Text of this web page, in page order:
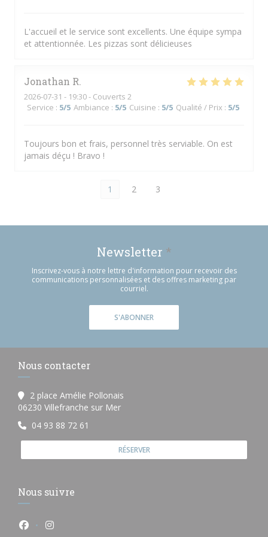
L'accueil et le service sont excellents. Une équipe sympa
et attentionnée. Les pizzas sont délicieuses
Jonathan R
2026-07-31 - 19:30 - Couverts 2
Service : 5/5 Ambiance : 5/5 Cuisine : 5/5 Qualité / Prix : 5/5
Toujours bon et frais, personnel très serviable. On est
jamais déçu ! Bravo !
1 2 3
Newsletter *
Inscrivez-vous à notre lettre d'information pour recevoir des
communications personnalisées et des offres marketing par
courriel.
S'ABONNER
Nous contacter
2 place Amélie Pollonais
06230 Villefranche sur Mer((ouvre une nouvelle fenêtre))
04 93 88 72 61
RÉSERVER
Nous suivre
Facebook ((ouvre une nouvelle fenêtre))
Instagram ((ouvre une nouvelle fenêtre))